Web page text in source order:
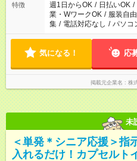
特徴 週1日からOK / 日払いOK /
業・WワークOK / 服装自由
集 / 電話対応なし / パソコ
気になる！ 応
掲載元企業名 株
未
＜単発＊シニア応援＞指
入れるだけ！カプセルト